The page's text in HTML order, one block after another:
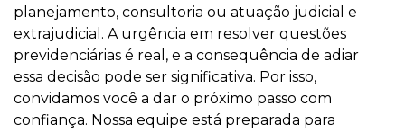
planejamento, consultoria ou atuação judicial e
extrajudicial. A urgência em resolver questões
previdenciárias é real, e a consequência de adiar
essa decisão pode ser significativa. Por isso,
convidamos você a dar o próximo passo com
confiança. Nossa equipe está preparada para